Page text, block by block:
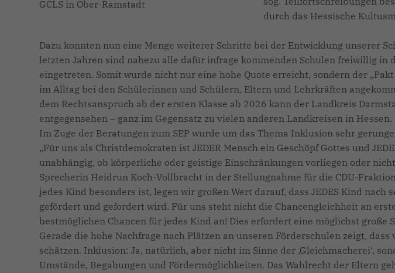
GCLS in Ober-Ramstadt
durch das Hessische
Dazu konnten nun eine Menge weiterer Schritte bei der Entwicklung unserer
letzten Jahren sind nahezu alle dafür infrage kommenden Schulen freiwillig in
eingetreten. Somit wurde nicht nur eine hohe Quote erreicht, sondern der
im Alltag bei den Schülerinnen und Schülern, Eltern und Lehrkräften
dem Rechtsanspruch ab der ersten Klasse ab 2026 kann der Landkreis
entgegensehen – ganz im Gegensatz zu vielen anderen Landkreisen in Hessen.
Im Zuge der Beratungen zum SEP wurde um das Thema Inklusion sehr
Für uns als Christdemokraten ist JEDER Mensch ein Geschöpf Gottes und
unabhängig, ob körperliche oder geistige Einschränkungen vorliegen oder
Sprecherin Heidrun Koch-Vollbracht in der Stellungnahme für die CDU-
jedes Kind besonders ist, legen wir großen Wert darauf, dass JEDES Kind nach
gefördert und gefordert wird. Für uns steht nicht die Chancengleichheit an
bestmöglichen Chancen für jedes Kind an! Dies erfordert eine möglichst große
Gerade die hohe Nachfrage nach Plätzen an unseren Förderschulen zeigt,
schätzen. Inklusion: Ja, natürlich, aber nicht im Sinne der ‚Gleichmacherei‘,
Umstände, Begabungen und Fördermöglichkeiten. Das Wahlrecht der Eltern